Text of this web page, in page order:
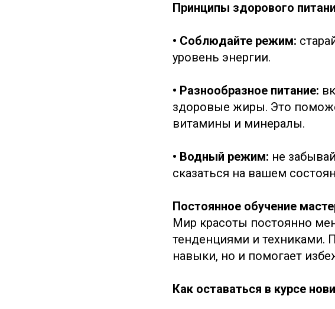
Принципы здорового
• Соблюдайте режим:
уровень энергии.
• Разнообразное питание:
здоровые жиры. Это
витамины и минералы.
• Водный режим: не
сказаться на вашем
Постоянное обучение
Мир красоты постоянно
тенденциями и техниками.
навыки, но и помогает
Как оставаться в курсе